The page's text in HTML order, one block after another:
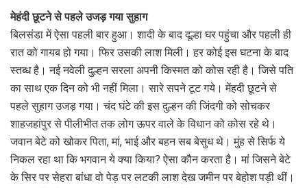
मेहंदी छूटने से पहले उजड़ गया सुहाग
बिलसंडा में ऐसा पहली बार हुआ। शादी के बाद दूल्हा घर पहुंचा और पहली ही
रात को गायब हो गया। फिर उसकी लाश मिली। हर कोई इस घटना के बाद
स्तब्ध है। नई नवेली दुल्हन सरला अपनी किस्मत को कोस रही है। जिसे पति
का साथ एक दिन को भी नहीं मिला। सारे सपने टूट गये। मेंहदी छूटने से
पहले सुहाग उजड़ गया। चंद घंटे की इस दुल्हन की जिंदगी को सोचकर
शाहजहांपुर से पीलीभीत तक लोग ऊपर वाले के विधान को कोस रहे थे।
जवान बेटे को खोकर पिता, मां, भाई और बहन सब बेसुध थे। मुंह से सिर्फ ये
निकल रहा था कि भगवान ये क्या किया? ऐसा कौन करता है। मां जिसने बेटे
के सिर पर सेहरा बांधा वो पेड़ पर लटकी लाश देख जमीन पर बेहोश पड़ी थीं।